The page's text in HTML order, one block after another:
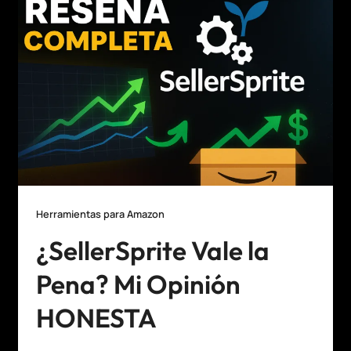
Herramientas para Amazon
¿SellerSprite Vale la
Pena? Mi Opinión
HONESTA